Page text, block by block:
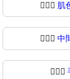
🙋🏽‍♂️ 肌
🙋🏽‍♂ 中
🙋🏾‍♂️